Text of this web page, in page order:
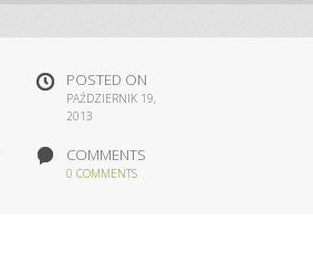
POSTED ON
PAŹDZIERNIK 19,
2013
COMMENTS
0 COMMENTS